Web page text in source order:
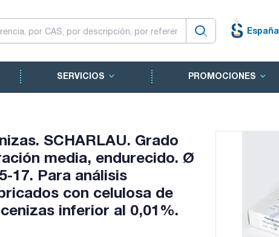
España
SERVICIOS PROMOCIONES
SCHARLAU. Grado
media, endurecido. Ø
17. Para análisis
con celulosa de
inferior al 0,01%.